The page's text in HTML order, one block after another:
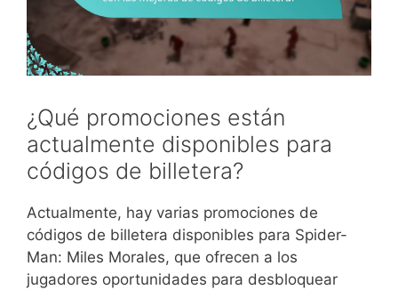
¿Qué promociones están
actualmente disponibles para
códigos de billetera?
Actualmente, hay varias promociones de
códigos de billetera disponibles para Spider-
Man: Miles Morales, que ofrecen a los
jugadores oportunidades para desbloquear